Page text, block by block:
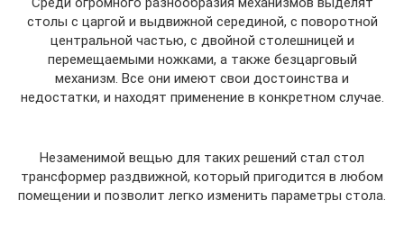
столы с царгой и выдвижной серединой, с поворотной
центральной частью, с двойной столешницей и
перемещаемыми ножками, а также безцарговый
механизм. Все они имеют свои достоинства и
недостатки, и находят применение в конкретном случае.
Незаменимой вещью для таких решений стал стол
трансформер раздвижной, который пригодится в любом
помещении и позволит легко изменить параметры стола.